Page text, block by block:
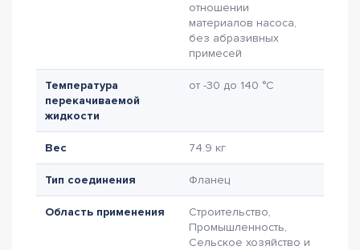
отношении
материалов насоса,
без абразивных
примесей
Температура
перекачиваемой
жидкости
от -30 до 140 °C
Вес 74.9 кг
Тип соединения Фланец
Область применения
Строительство,
Промышленность,
Сельское хозяйство и